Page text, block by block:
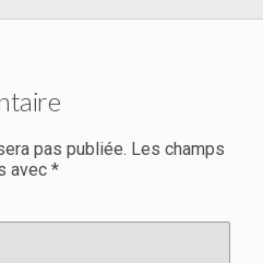
pas publiée. Les champs
avec *